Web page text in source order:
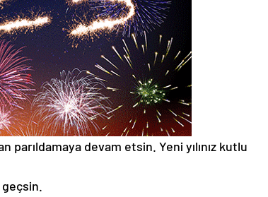
parıldamaya devam etsin. Yeni yılınız kutlu
geçsin.